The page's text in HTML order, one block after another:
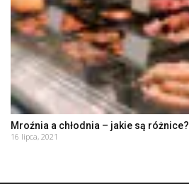
Mroźnia a chłodnia – jakie są różnice?
16 lipca, 2021